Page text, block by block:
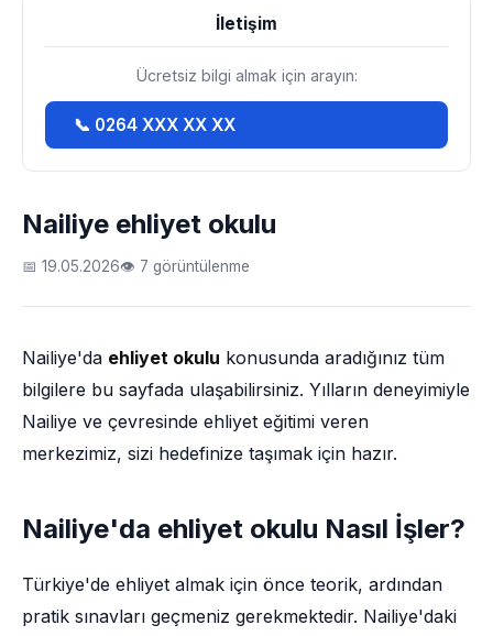
Nailiye ehliyet okulu
📅 19.05.2026👁 7 görüntülenme
Nailiye'da ehliyet okulu konusunda aradığınız tüm
bilgilere bu sayfada ulaşabilirsiniz. Yılların deneyimiyle
Nailiye ve çevresinde ehliyet eğitimi veren
merkezimiz, sizi hedefinize taşımak için hazır.
Nailiye'da ehliyet okulu Nasıl İşler?
Türkiye'de ehliyet almak için önce teorik, ardından
pratik sınavları geçmeniz gerekmektedir. Nailiye'daki
İletişim
Ücretsiz bilgi almak için arayın:
📞 0264 XXX XX XX